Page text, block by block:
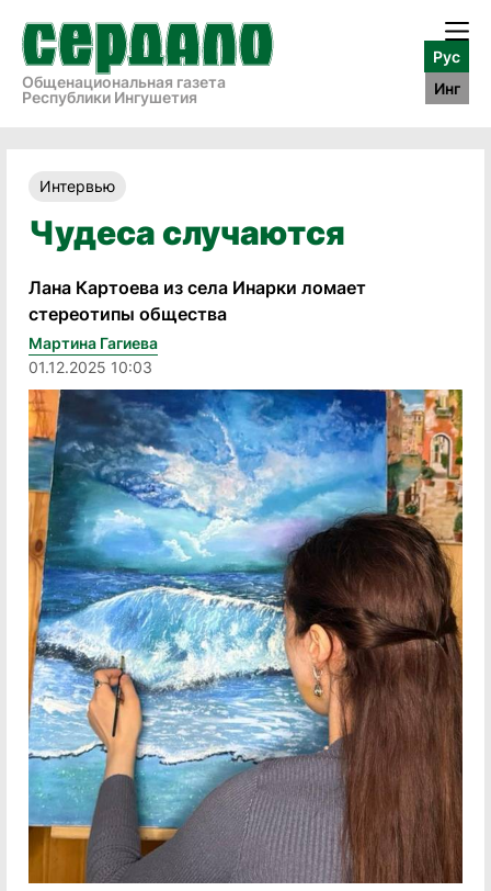
Общенациональная газета
Республики Ингушетия
Рус
Инг
Интервью
Чудеса случаются
Лана Картоева из села Инарки ломает
стереотипы общества
Мартина Гагиева
01.12.2025 10:03